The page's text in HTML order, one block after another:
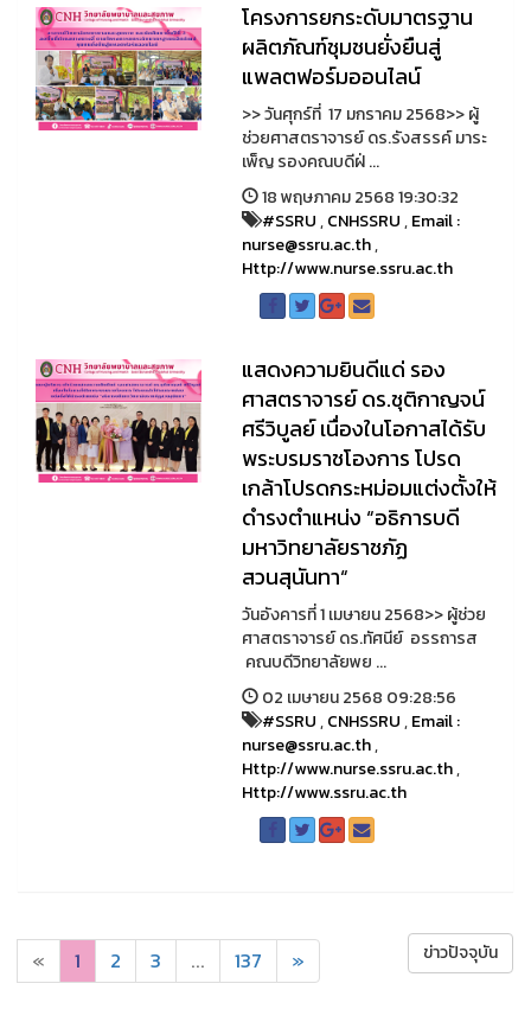
โครงการยกระดับมาตรฐาน
ผลิตภัณฑ์ชุมชนยั่งยืนสู่
แพลตฟอร์มออนไลน์
>> วันศุกร์ที่ 17 มกราคม 2568>> ผู้
ช่วยศาสตราจารย์ ดร.รังสรรค์ มาระ
เพ็ญ รองคณบดีฝ่ ...
18 พฤษภาคม 2568 19:30:32
#SSRU,CNHSSRU,Email :
nurse@ssru.ac.th,
Http://www.nurse.ssru.ac.th
แสดงความยินดีแด่ รอง
ศาสตราจารย์ ดร.ชุติกาญจน์
ศรีวิบูลย์ เนื่องในโอกาสได้รับ
พระบรมราชโองการ โปรด
เกล้าโปรดกระหม่อมแต่งตั้งให้
ดำรงตำแหน่ง “อธิการบดี
มหาวิทยาลัยราชภัฏ
สวนสุนันทา“
วันอังคารที่ 1 เมษายน 2568>> ผู้ช่วย
ศาสตราจารย์ ดร.ทัศนีย์ อรรถารส
คณบดีวิทยาลัยพย ...
02 เมษายน 2568 09:28:56
#SSRU,CNHSSRU,Email :
nurse@ssru.ac.th,
Http://www.nurse.ssru.ac.th,
Http://www.ssru.ac.th
« 1 2 3 ... 137 » ข่าวปัจจุบัน